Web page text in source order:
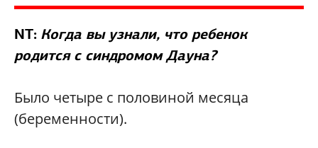
NT: Когда вы узнали, что ребенок
родится с синдромом Дауна?
Было четыре с половиной месяца
(беременности).